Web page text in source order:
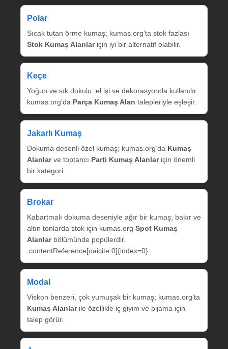
Polar
Sıcak tutan örme kumaş; kumas.org’ta stok fazlası
Stok Kumaş Alanlariçin iyi bir alternatif olabilir.
Keçe
Yoğun ve sık dokulu; el işi ve dekorasyonda kullanılır.
kumas.org’da Parça Kumaş Alan talepleriyle eşleşir.
Jakarlı Kumaş
Dokuma desenli özel kumaş; kumas.org’da Kumaş
Alanlarve toptancı Parti Kumaş Alanlariçin önemli
bir kategori.
Brokar
Kabartmalı dokuma deseniyle ağır bir kumaş; bakır ve
altın tonlarda stok için kumas.org Spot Kumaş
Alanlarbölümünde popülerdir.
:contentReference[oaicite:0]{index=0}
Modal
Viskon benzeri, çok yumuşak bir kumaş; kumas.org’ta
Kumaş Alanlarile özellikle iç giyim ve pijama için
talep görür.